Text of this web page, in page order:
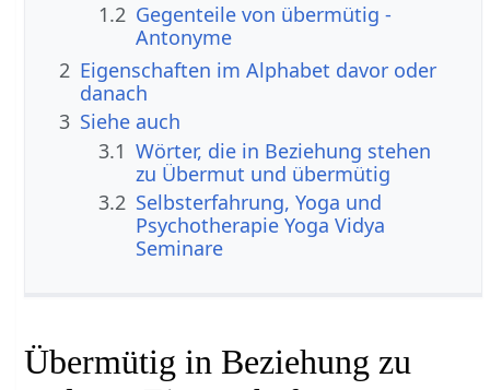
1.2 Gegenteile von übermütig -
Antonyme
2 Eigenschaften im Alphabet davor oder
danach
3 Siehe auch
3.1 Wörter, die in Beziehung stehen
zu Übermut und übermütig
3.2 Selbsterfahrung, Yoga und
Psychotherapie Yoga Vidya
Seminare
Übermütig in Beziehung zu